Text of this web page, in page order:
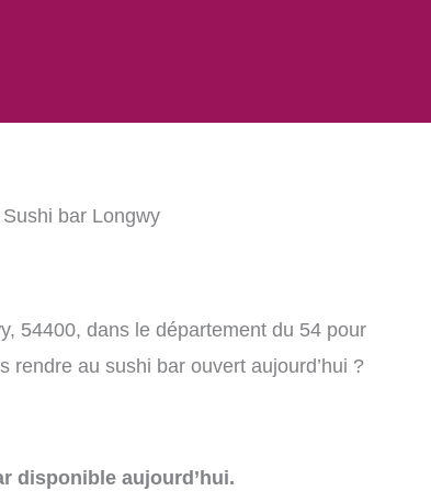
bar Longwy
54400, dans le département du 54 pour
au sushi bar ouvert aujourd’hui ?
disponible aujourd’hui.